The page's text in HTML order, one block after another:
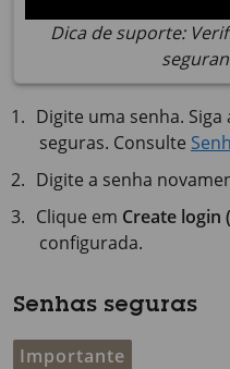
Dica de suporte:
Digite uma senha.
seguras. Consulte
Digite a senha
Clique em Create login
configurada.
Senhas seguras
Importante